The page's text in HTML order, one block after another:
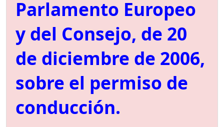
Parlamento Europeo
y del Consejo, de 20
de diciembre de 2006,
sobre el permiso de
conducción.